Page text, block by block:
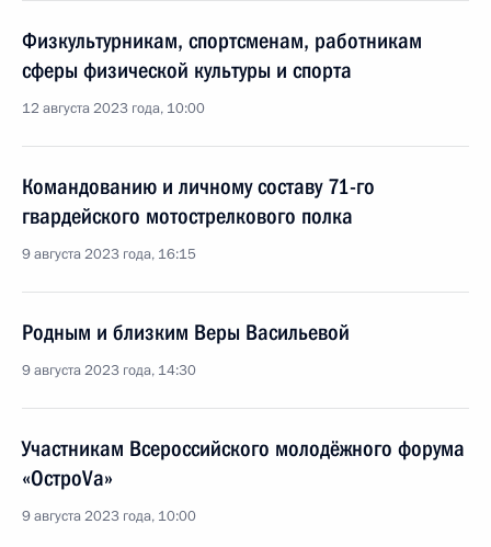
Физкультурникам, спортсменам, работникам
сферы физической культуры и спорта
12 августа 2023 года, 10:00
Командованию и личному составу 71-го
гвардейского мотострелкового полка
9 августа 2023 года, 16:15
Родным и близким Веры Васильевой
9 августа 2023 года, 14:30
Участникам Всероссийского молодёжного форума
«ОстроVа»
9 августа 2023 года, 10:00